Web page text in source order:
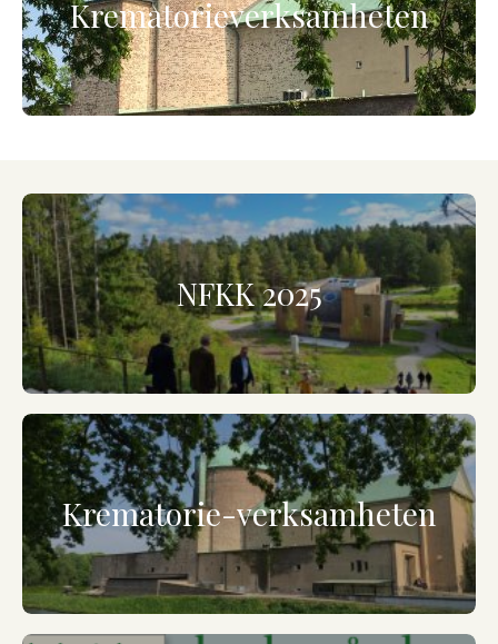
Krematorieverksamheten
NFKK 2025
Krematorie-verksamheten